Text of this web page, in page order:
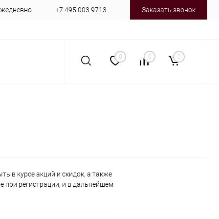
+7 495 003 9713 Заказать звонок
0 0 0
в курсе акций и скидок, а также
при регистрации, и в дальнейшем